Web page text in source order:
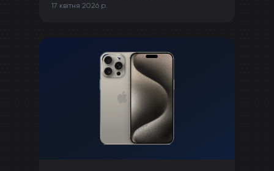
правильної зарядки до захисту від
17 квітня 2026 р.